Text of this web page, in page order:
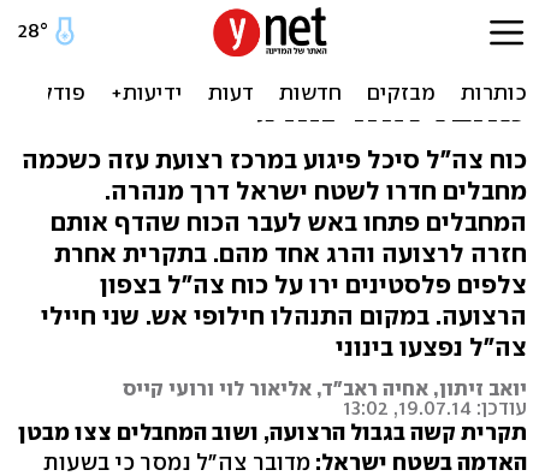
ניסיון חדירה ממנהרה ליישוב
באשכול: נפגעים לצה"ל,
מחבל אחד נהרג
כוח צה"ל סיכל פיגוע במרכז רצועת עזה כשכמה
מחבלים חדרו לשטח ישראל דרך מנהרה.
המחבלים פתחו באש לעבר הכוח שהדף אותם
חזרה לרצועה והרג אחד מהם. בתקרית אחרת
צלפים פלסטינים ירו על כוח צה"ל בצפון
הרצועה. במקום התנהלו חילופי אש. שני חיילי
צה"ל נפצעו בינוני
יואב זיתון, אחיה ראב"ד, אליאור לוי ורועי קייס
עודכן: 19.07.14, 13:02
תקרית קשה בגבול הרצועה, ושוב המחבלים צצו מבטן
האדמה בשטח ישראל: מדובר צה"ל נמסר כי בשעות